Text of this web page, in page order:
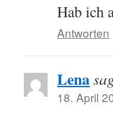
Hab ich
Antworten
Lena
18. April